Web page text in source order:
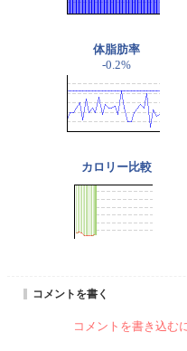
体脂肪率
-0.2%
カロリー比較
コメントを書く
コメントを書き込む